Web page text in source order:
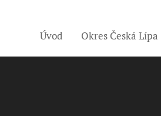
Úvod Okres Česká Lípa